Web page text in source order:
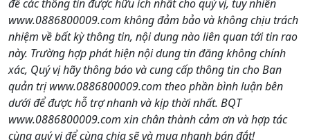
để các thông tin được hữu ích nhất cho quý vị, tuy nhiên
www.0886800009.com không đảm bảo và không chịu trách
nhiệm về bất kỳ thông tin, nội dung nào liên quan tới tin rao
này. Trường hợp phát hiện nội dung tin đăng không chính
xác, Quý vị hãy thông báo và cung cấp thông tin cho Ban
quản trị www.0886800009.com theo phần bình luận bên
dưới để được hỗ trợ nhanh và kịp thời nhất. BQT
www.0886800009.com xin chân thành cảm ơn và hợp tác
cùng quý vị để cùng chia sẽ và mua nhanh bán đắt!